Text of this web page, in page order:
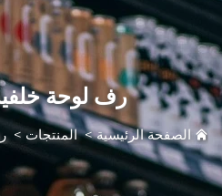
رف لوحة
الصفحة الرئيسية>المنتجات>